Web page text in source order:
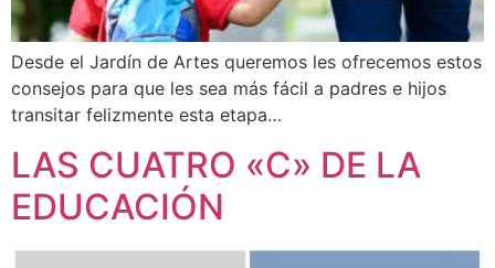
Desde el Jardín de Artes queremos les ofrecemos estos
consejos para que les sea más fácil a padres e hijos
transitar felizmente esta etapa…
LAS CUATRO «C» DE LA
EDUCACIÓN